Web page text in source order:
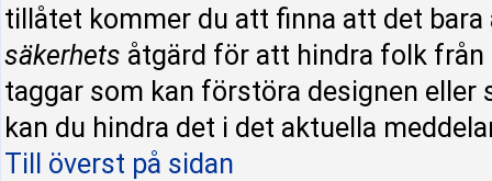
tillåtet kommer du att finna att det
säkerhets åtgärd för att hindra folk
taggar som kan förstöra designen eller
kan du hindra det i det aktuella
Till överst på sidan